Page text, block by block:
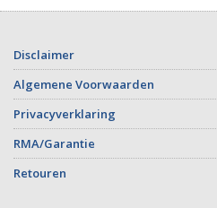
Disclaimer
Algemene Voorwaarden
Privacyverklaring
RMA/Garantie
Retouren